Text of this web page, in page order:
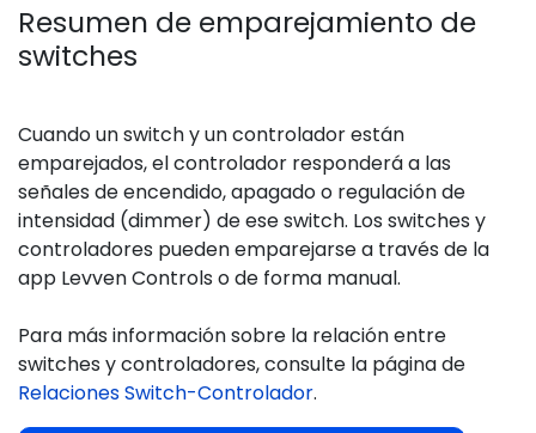
Resumen de emparejamiento de
switches
Cuando un switch y un controlador están
emparejados, el controlador responderá a las
señales de encendido, apagado o regulación de
intensidad (dimmer) de ese switch. Los switches y
controladores pueden emparejarse a través de la
app Levven Controls o de forma manual.
Para más información sobre la relación entre
switches y controladores, consulte la página de
Relaciones Switch-Controlador.